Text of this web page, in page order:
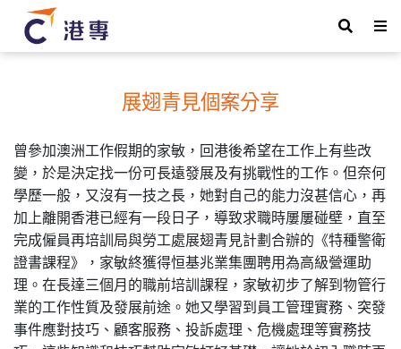
展翅青見個案分享
曾參加澳洲工作假期的家敏，回港後希望在工作上有些改
變，於是決定找一份可長遠發展及有挑戰性的工作。但奈何
學歷一般，又沒有一技之長，她對自己的能力沒甚信心，再
加上離開香港已經有一段日子，導致求職時屢屢碰壁，直至
完成僱員再培訓局與勞工處展翅青見計劃合辦的《特種警衛
證書課程》，家敏終獲得恒基兆業集團聘用為高級營運助
理。在長達三個月的職前培訓課程，家敏初步了解到物管行
業的工作性質及發展前途。她又學習到員工管理實務、突發
事件應對技巧、顧客服務、投訴處理、危機處理等實務技